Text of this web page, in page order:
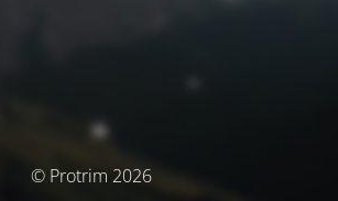
© Protrim 2026